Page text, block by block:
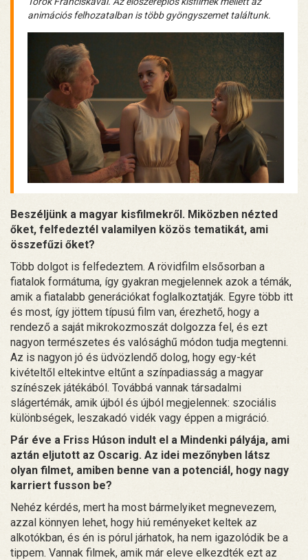
animációs felhozatalban is több gyöngyszemet találtunk.
Beszéljünk a magyar kisfilmekről. Miközben nézted
őket, felfedeztél valamilyen közös tematikát, ami
összefűzi őket?
Több dolgot is felfedeztem. A rövidfilm elsősorban a
fiatalok formátuma, így gyakran megjelennek azok a témák,
amik a fiatalabb generációkat foglalkoztatják. Egyre több itt
és most, így jöttem típusú film van, érezhető, hogy a
rendező a saját mikrokozmoszát dolgozza fel, és ezt
nagyon természetes és valósághű módon tudja megtenni.
Az is nagyon jó és üdvözlendő dolog, hogy egy-két
kivételtől eltekintve eltűnt a színpadiasság a magyar
színészek játékából. Továbbá vannak társadalmi
slágertémák, amik újból és újból megjelennek: szociális
különbségek, leszakadó vidék vagy éppen a migráció.
Pár éve a Friss Húson indult el a Mindenki pályája, ami
aztán eljutott az Oscarig. Az idei mezőnyben látsz
olyan filmet, amiben benne van a potenciál, hogy nagy
karriert fusson be?
Nehéz kérdés, mert ha most bármelyiket megnevezem,
azzal könnyen lehet, hogy hiú reményeket keltek az
alkotókban, és én is pórul járhatok, ha nem igazolódik be a
tippem. Vannak filmek, amik már eleve elkezdték ezt az